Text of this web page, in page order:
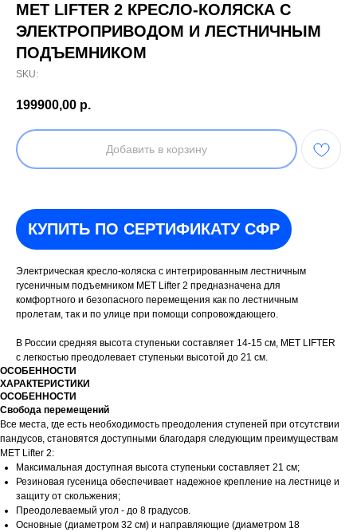
MET LIFTER 2 КРЕСЛО-КОЛЯСКА С
ЭЛЕКТРОПРИВОДОМ И ЛЕСТНИЧНЫМ
ПОДЪЕМНИКОМ
SKU:
199900,00 р.
Добавить в корзину
КУПИТЬ ПО СЕРТИФИКАТУ СФР
Электрическая кресло-коляска с интегрированным лестничным
гусеничным подъемником MET Lifter 2 предназначена для
комфортного и безопасного перемещения как по лестничным
пролетам, так и по улице при помощи сопровождающего.
В России средняя высота ступеньки составляет 14-15 см, MET LIFTER
с легкостью преодолевает ступеньки высотой до 21 см.
ОСОБЕННОСТИ
ХАРАКТЕРИСТИКИ
ОСОБЕННОСТИ
Свобода перемещений
Все места, где есть необходимость преодоления ступеней при отсутствии
пандусов, становятся доступными благодаря следующим преимуществам
MET Lifter 2:
Максимальная доступная высота ступеньки составляет 21 см;
Резиновая гусеница обеспечивает надежное крепление на лестнице и
защиту от скольжения;
Преодолеваемый угол - до 8 градусов.
Основные (диаметром 32 см) и направляющие (диаметром 18